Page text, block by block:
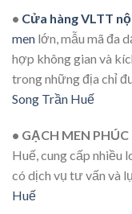
• Cửa hàng VLTT
men lớn, mẫu mã đa
hợp không gian và
trong những địa chỉ
Song Trần Huế
• GẠCH MEN
Huế, cung cấp nhiều
có dịch vụ tư vấn và
Huế